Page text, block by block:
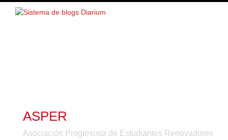
ASPER
Asociación Progresista de Estudiantes Renovadores